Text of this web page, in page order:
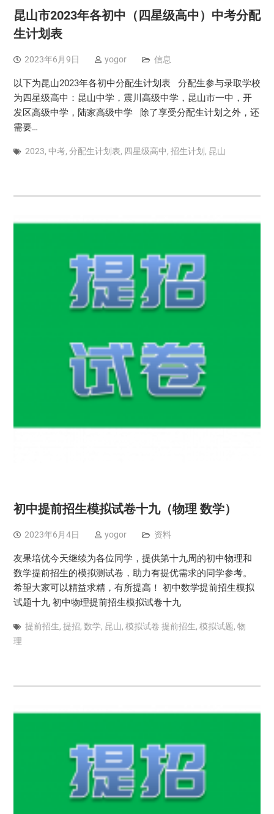
昆山市2023年各初中（四星级高中）中考分配
生计划表
2023年6月9日 yogor 信息
以下为昆山2023年各初中分配生计划表 分配生参与录取学校
为四星级高中：昆山中学，震川高级中学，昆山市一中，开
发区高级中学，陆家高级中学 除了享受分配生计划之外，还
需要…
2023, 中考, 分配生计划表, 四星级高中, 招生计划 , 昆山
初中提前招生模拟试卷十九（物理 数学）
2023年6月4日 yogor 资料
友果培优今天继续为各位同学，提供第十九周的初中物理和
数学提前招生的模拟测试卷，助力有提优需求的同学参考。
希望大家可以精益求精，有所提高！ 初中数学提前招生模拟
试题十九 初中物理提前招生模拟试卷十九
提前招生, 提招, 数学, 昆山, 模拟试卷 提前招生, 模拟试题, 物
理